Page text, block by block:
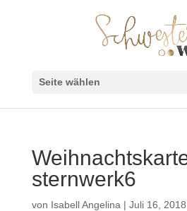
Seite wählen
sternwerk6
von Isabell Angelina | Juli 16, 2018